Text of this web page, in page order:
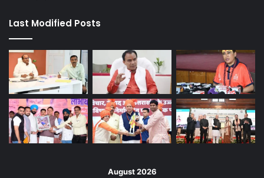
Last Modified Posts
August 2026